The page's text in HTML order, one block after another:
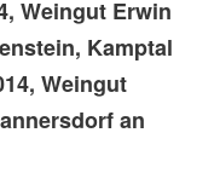
Weingut Erwin
Kamptal
Weingut
an